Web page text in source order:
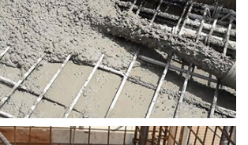
普通混凝土